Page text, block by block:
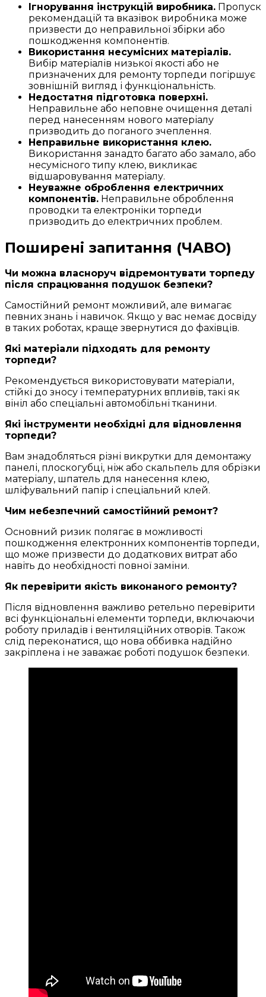
Ігнорування інструкцій виробника. Пропуск
рекомендацій та вказівок виробника може
призвести до неправильної збірки або
пошкодження компонентів.
Використання несумісних матеріалів.
Вибір матеріалів низької якості або не
призначених для ремонту торпеди погіршує
зовнішній вигляд і функціональність.
Недостатня підготовка поверхні.
Неправильне або неповне очищення деталі
перед нанесенням нового матеріалу
призводить до поганого зчеплення.
Неправильне використання клею.
Використання занадто багато або замало, або
несумісного типу клею, викликає
відшаровування матеріалу.
Неуважне оброблення електричних
компонентів. Неправильне оброблення
проводки та електроніки торпеди
призводить до електричних проблем.
Поширені запитання (ЧАВО)
Чи можна власноруч відремонтувати торпеду
після спрацювання подушок безпеки?
Самостійний ремонт можливий, але вимагає
певних знань і навичок. Якщо у вас немає досвіду
в таких роботах, краще звернутися до фахівців.
Які матеріали підходять для ремонту
торпеди?
Рекомендується використовувати матеріали,
стійкі до зносу і температурних впливів, такі як
вініл або спеціальні автомобільні тканини.
Які інструменти необхідні для відновлення
торпеди?
Вам знадобляться різні викрутки для демонтажу
панелі, плоскогубці, ніж або скальпель для обрізки
матеріалу, шпатель для нанесення клею,
шліфувальний папір і спеціальний клей.
Чим небезпечний самостійний ремонт?
Основний ризик полягає в можливості
пошкодження електронних компонентів торпеди,
що може призвести до додаткових витрат або
навіть до необхідності повної заміни.
Як перевірити якість виконаного ремонту?
Після відновлення важливо ретельно перевірити
всі функціональні елементи торпеди, включаючи
роботу приладів і вентиляційних отворів. Також
слід переконатися, що нова оббивка надійно
закріплена і не заважає роботі подушок безпеки.